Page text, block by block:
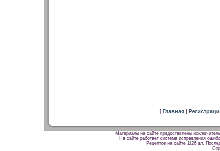
[ Главная |
Материалы на сайте предоставлены
На сайте работает система исправления
Рецептов на сайте 1126 шт.